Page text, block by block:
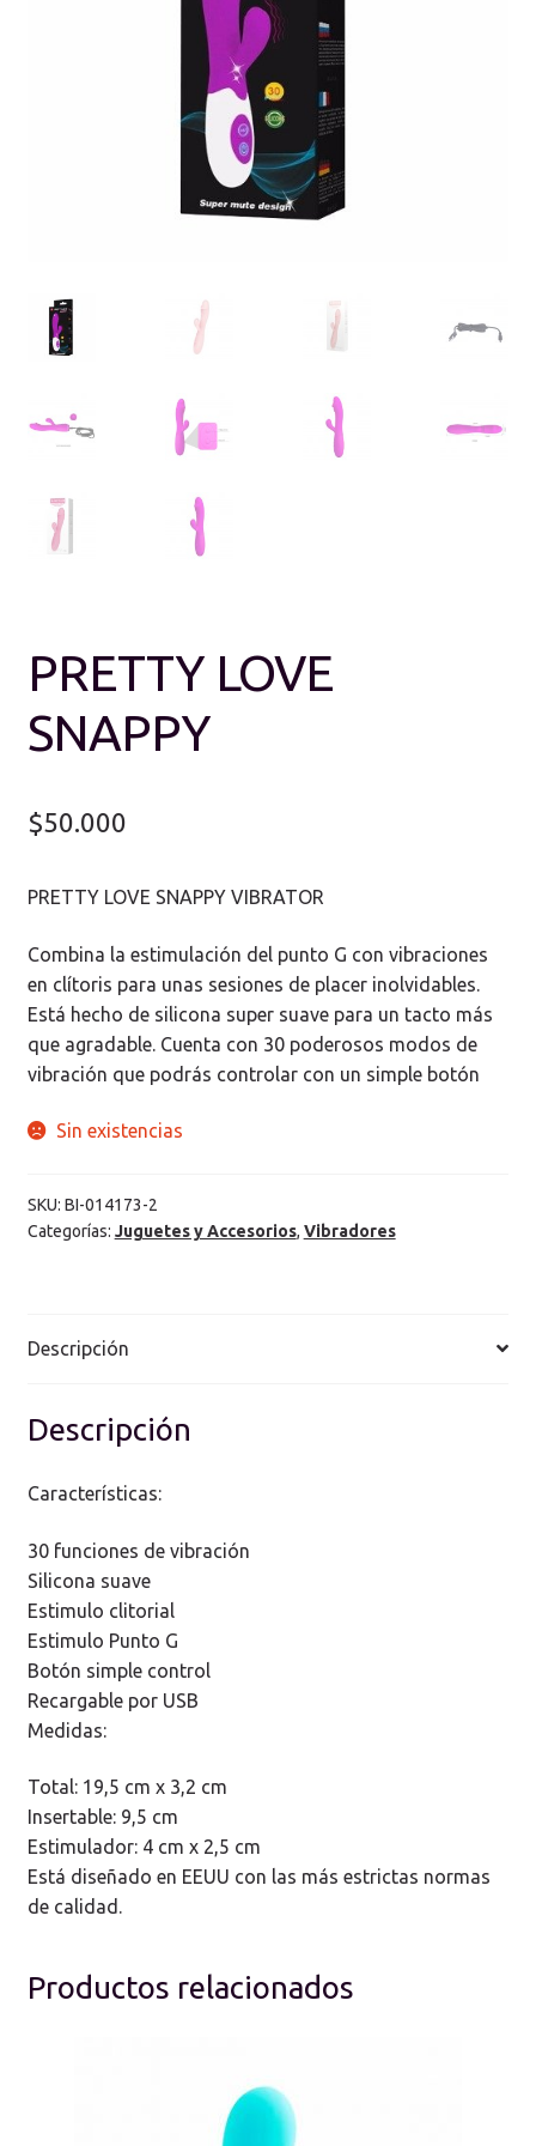
PRETTY LOVE
SNAPPY
$50.000
PRETTY LOVE SNAPPY VIBRATOR
Combina la estimulación del punto G con vibraciones
en clítoris para unas sesiones de placer inolvidables.
Está hecho de silicona super suave para un tacto más
que agradable. Cuenta con 30 poderosos modos de
vibración que podrás controlar con un simple botón
Sin existencias
SKU: BI-014173-2
Categorías: Juguetes y Accesorios, Vibradores
Descripción
Descripción
Características:
30 funciones de vibración
Silicona suave
Estimulo clitorial
Estimulo Punto G
Botón simple control
Recargable por USB
Medidas:
Total: 19,5 cm x 3,2 cm
Insertable: 9,5 cm
Estimulador: 4 cm x 2,5 cm
Está diseñado en EEUU con las más estrictas normas
de calidad.
Productos relacionados